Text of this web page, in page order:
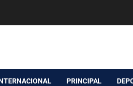
PRINCIPAL